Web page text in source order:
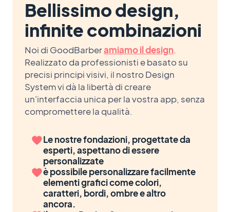
Bellissimo design,
infinite combinazioni
Noi di GoodBarberamiamo il design.
Realizzato da professionisti e basato su
precisi principi visivi, il nostro Design
System vi dà la libertà di creare
un'interfaccia unica per la vostra app, senza
compromettere la qualità.
Le nostre fondazioni, progettate da
esperti, aspettano di essere
personalizzate
è possibile personalizzare facilmente
elementi grafici come colori,
caratteri, bordi, ombre e altro
ancora.